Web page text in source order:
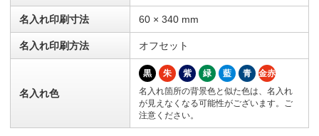
名入れ印刷寸法 60 × 340 mm
名入れ印刷方法 オフセット
名入れ色
黒 朱 紫 緑 藍 青
金赤
名入れ箇所の背景色と似た色は、名入れ
が見えなくなる可能性がございます。ご
注意ください。